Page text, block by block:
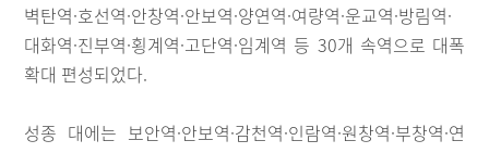
벽탄역·호선역·안창역·안보역·양연역·여량역·운교역·방림역·
대화역·진부역·횡계역·고단역·임계역 등 30개 속역으로 대폭
확대 편성되었다.
성종 대에는 보안역·안보역·감천역·인람역·원창역·부창역·연